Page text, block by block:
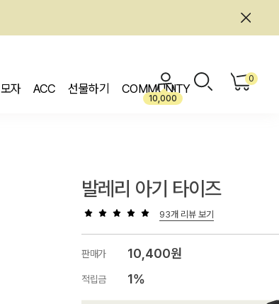
모자 ACC 선물하기 COMMUNITY
10,000
0
발레리 아기 타이즈
93개 리뷰 보기
판매가 10,400원
적립금 1%